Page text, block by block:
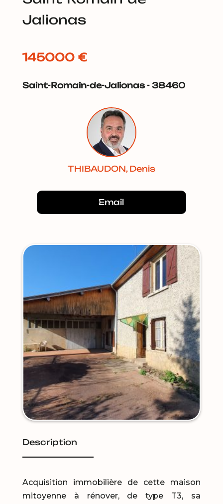
Jalionas
145000 €
Saint-Romain-de-Jalionas - 38460
THIBAUDON, Denis
Email
Description
Acquisition immobilière de cette maison
mitoyenne à rénover, de type T3, sa